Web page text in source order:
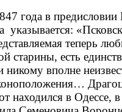
года в
указывается:
теперь
старины, есть
никому вполне
находился в Одессе,